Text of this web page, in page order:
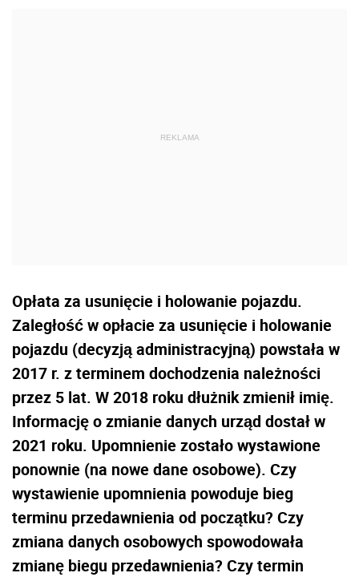
Opłata za usunięcie i holowanie pojazdu.
Zaległość w opłacie za usunięcie i holowanie
pojazdu (decyzją administracyjną) powstała w
2017 r. z terminem dochodzenia należności
przez 5 lat. W 2018 roku dłużnik zmienił imię.
Informację o zmianie danych urząd dostał w
2021 roku. Upomnienie zostało wystawione
ponownie (na nowe dane osobowe). Czy
wystawienie upomnienia powoduje bieg
terminu przedawnienia od początku? Czy
zmiana danych osobowych spowodowała
zmianę biegu przedawnienia? Czy termin